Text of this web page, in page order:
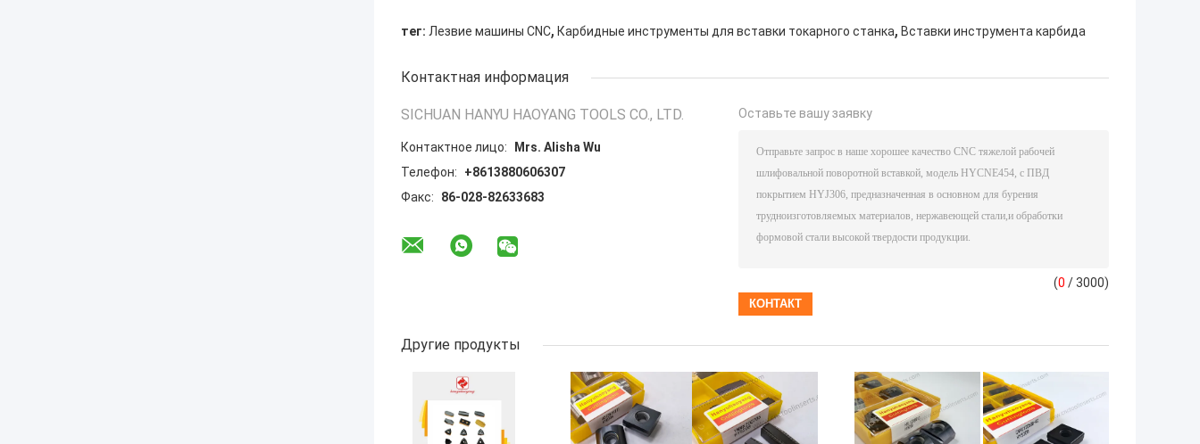
тег: Лезвие машины CNC, Карбидные инструменты для вставки токарного станка, Вставки инструмента карбида
Контактная информация
SICHUAN HANYU HAOYANG TOOLS CO., LTD.
Контактное лицо:
Mrs. Alisha Wu
Телефон:
+8613880606307
Факс:
86-028-82633683
Оставьте вашу заявку
(0 / 3000)
Другие продукты